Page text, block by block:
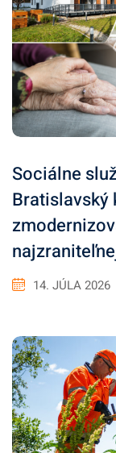
Sociálne
Bratislavský
14. JÚLA 2026